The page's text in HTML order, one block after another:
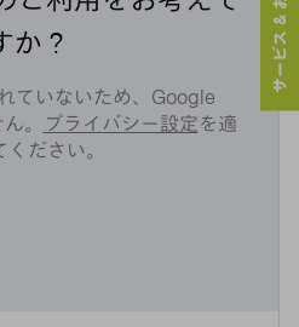
か？
ていないため、Google
。
プライバシー設定を適
ください。